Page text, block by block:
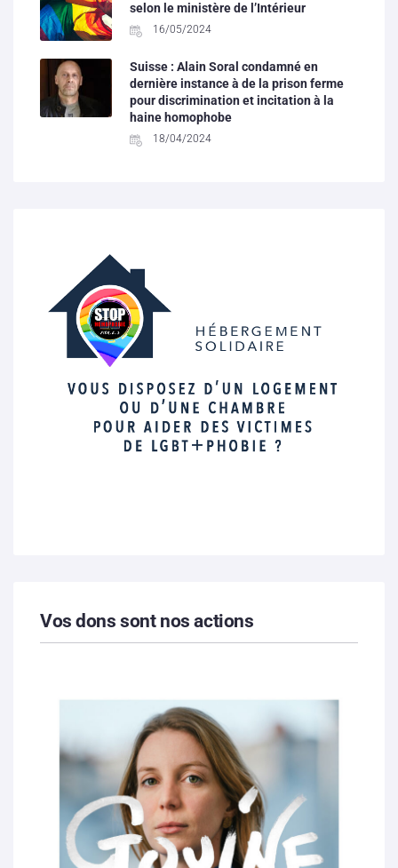
selon le ministère de l’Intérieur
16/05/2024
Suisse : Alain Soral condamné en
dernière instance à de la prison ferme
pour discrimination et incitation à la
haine homophobe
18/04/2024
Vos dons sont nos actions